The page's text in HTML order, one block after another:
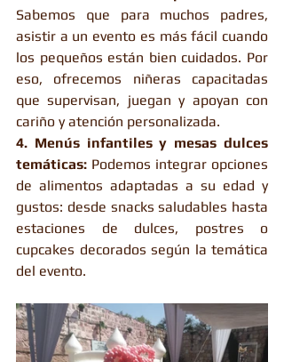
Sabemos que para muchos padres,
asistir a un evento es más fácil cuando
los pequeños están bien cuidados. Por
eso, ofrecemos niñeras capacitadas
que supervisan, juegan y apoyan con
cariño y atención personalizada.
4. Menús infantiles y mesas dulces
temáticas: Podemos integrar opciones
de alimentos adaptadas a su edad y
gustos: desde snacks saludables hasta
estaciones de dulces, postres o
cupcakes decorados según la temática
del evento.